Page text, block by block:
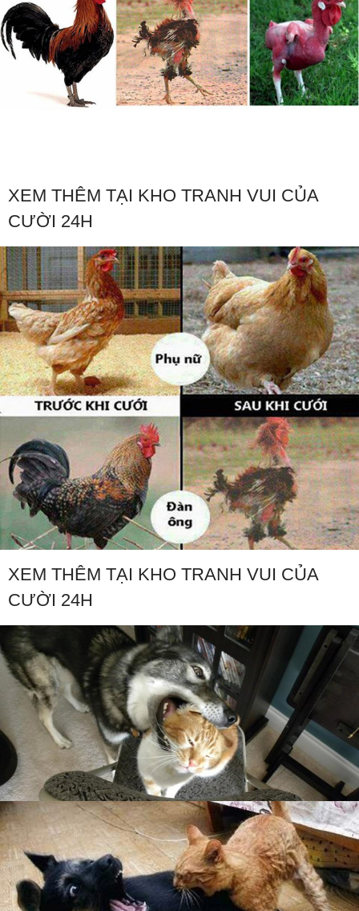
XEM THÊM TẠI KHO TRANH VUI CỦA
CƯỜI 24H
XEM THÊM TẠI KHO TRANH VUI CỦA
CƯỜI 24H